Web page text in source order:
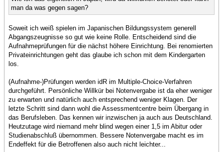
man da was gegen sagen?
Soweit ich weiß spielen im Japanischen Bildungssystem generell
Abgangszeugnisse so gut wie keine Rolle. Entscheidend sind die
Aufnahmeprüfungen für die nächst höhere Einrichtung. Bei renomierten
Privateinrichtungen geht das glaube ich schon mit dem Kindergarten
los.
(Aufnahme-)Prüfungen werden idR im Multiple-Choice-Verfahren
durchgeführt. Persönliche Willkür bei Notenvergabe ist da eher weniger
zu erwarten und natürlich auch entsprechend weniger Klagen. Der
letzte Schritt sind dann wohl die Assessmentcentre beim Übergang in
das Berufsleben. Das kennen wir inzwischen ja auch aus Deutschland.
Heutzutage wird niemand mehr blind wegen einer 1,5 im Abitur oder
Studienabschluß übernommen. Bessere Notenvergabe macht es im
Endeffekt für die Betroffenen also auch nicht leichter...